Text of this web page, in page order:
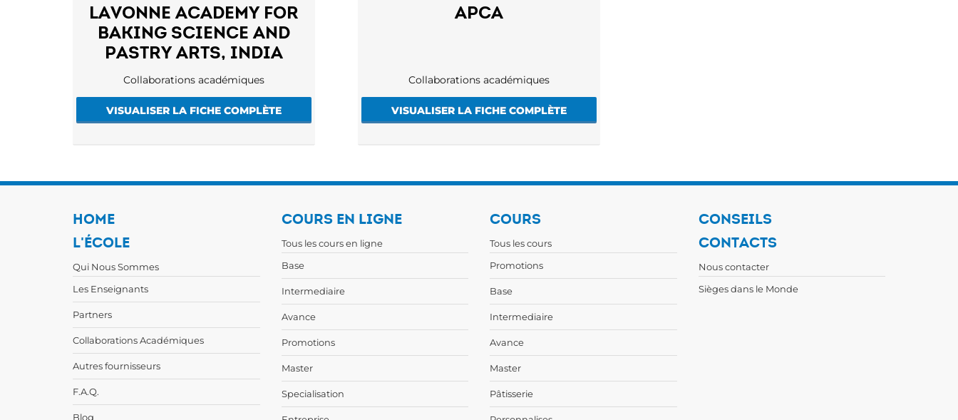
LAVONNE ACADEMY FOR
BAKING SCIENCE AND
PASTRY ARTS, INDIA
Collaborations académiques
VISUALISER LA FICHE COMPLÈTE
APCA
Collaborations académiques
VISUALISER LA FICHE COMPLÈTE
HOME
L'ÉCOLE
Qui Nous Sommes
Les Enseignants
Partners
Collaborations Académiques
Autres fournisseurs
F.A.Q.
Blog
COURS EN LIGNE
Tous les cours en ligne
Base
Intermediaire
Avance
Promotions
Master
Specialisation
COURS
Tous les cours
Promotions
Base
Intermediaire
Avance
Master
Pâtisserie
CONSEILS
CONTACTS
Nous contacter
Sièges dans le Monde